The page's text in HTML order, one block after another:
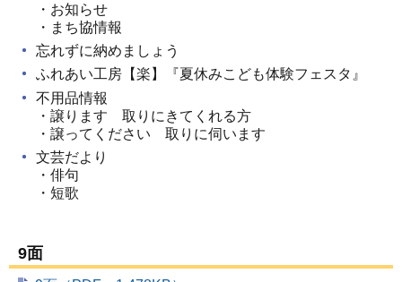
・お知らせ
・まち協情報
忘れずに納めましょう
ふれあい工房【楽】『夏休みこども体験フェスタ』
不用品情報
・譲ります 取りにきてくれる方
・譲ってください 取りに伺います
文芸だより
・俳句
・短歌
9面